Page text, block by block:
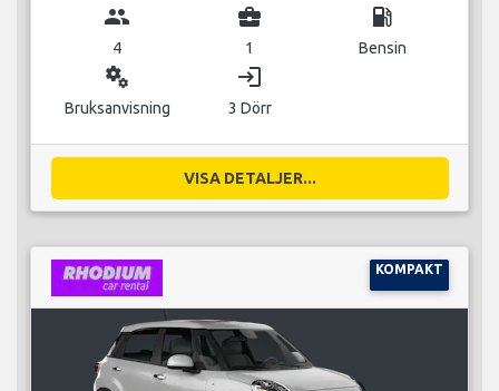
group
4
business_center
1
local_gas_station
Bensin
miscellaneous_services
Bruksanvisning
login
3 Dörr
VISA DETALJER...
KOMPAKT